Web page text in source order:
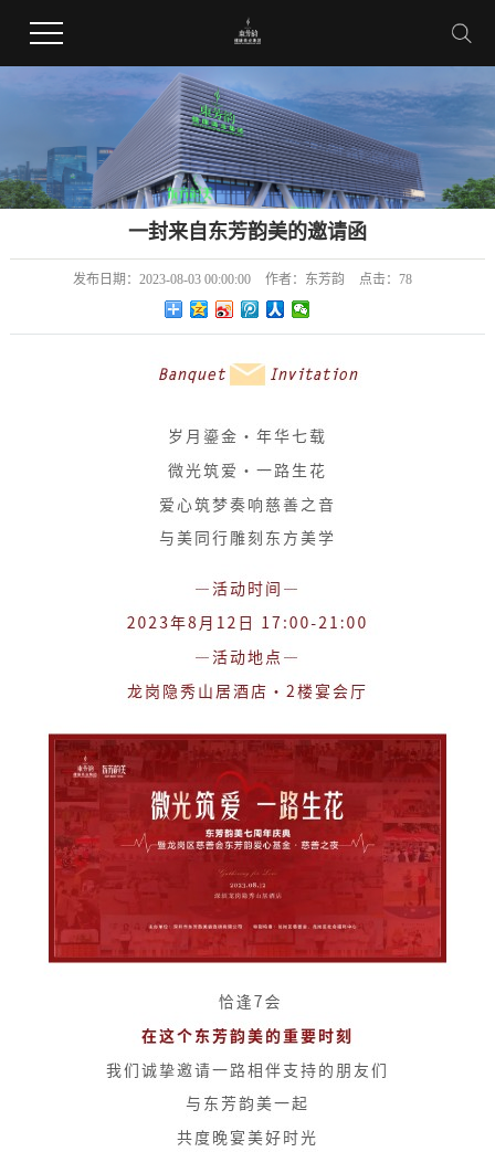
一封来自东芳韵美的邀请函
发布日期： 2023-08-03 00:00:00 作者： 东芳韵 点击： 78